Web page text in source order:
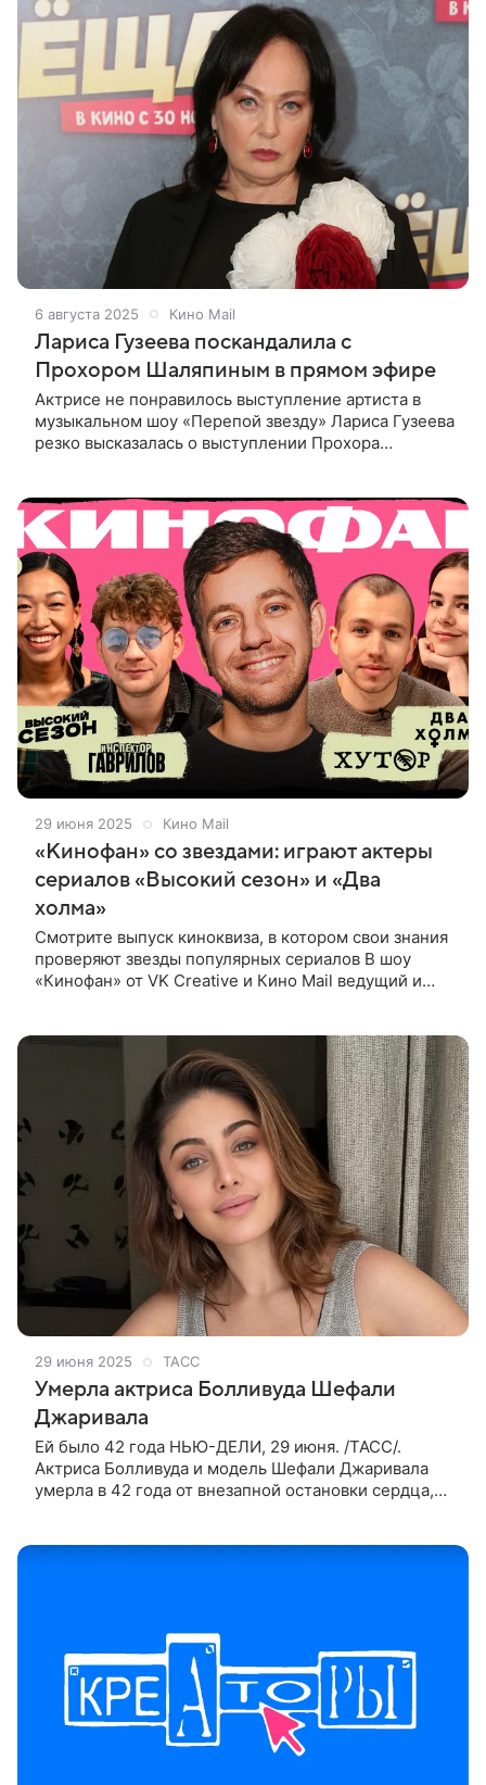
6 августа 2025 Кино Mail
Лариса Гузеева поскандалила с
Прохором Шаляпиным в прямом эфире
Актрисе не понравилось выступление артиста в
музыкальном шоу «Перепой звезду» Лариса Гузеева
резко высказалась о выступлении Прохора
29 июня 2025 Кино Mail
«Кинофан» со звездами: играют актеры
сериалов «Высокий сезон» и «Два
холма»
Смотрите выпуск киноквиза, в котором свои знания
проверяют звезды популярных сериалов В шоу
«Кинофан» от VK Creative и Кино Mail ведущий и
29 июня 2025 ТАСС
Умерла актриса Болливуда Шефали
Джаривала
Ей было 42 года НЬЮ-ДЕЛИ, 29 июня. /ТАСС/.
Актриса Болливуда и модель Шефали Джаривала
умерла в 42 года от внезапной остановки сердца,